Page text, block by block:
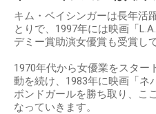
キム・ベイシンガーは長年活
とりで、1997年には映画「
デミー賞助演女優賞も受賞し
1970年代から女優業をスター
動を続け、1983年に映画「ネ
ボンドガールを勝ち取り、こ
なっていきます。